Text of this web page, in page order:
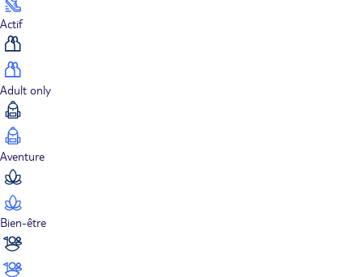
Actif
Adult only
Aventure
Bien-être